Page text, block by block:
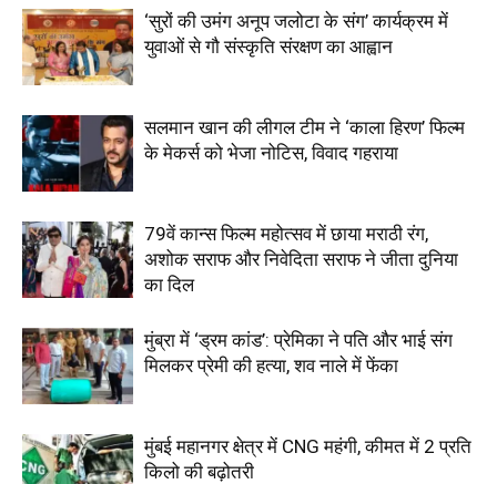
‘सुरों की उमंग अनूप जलोटा के संग’ कार्यक्रम में
युवाओं से गौ संस्कृति संरक्षण का आह्वान
सलमान खान की लीगल टीम ने ‘काला हिरण’ फिल्म
के मेकर्स को भेजा नोटिस, विवाद गहराया
79वें कान्स फिल्म महोत्सव में छाया मराठी रंग,
अशोक सराफ और निवेदिता सराफ ने जीता दुनिया
का दिल
मुंब्रा में ‘ड्रम कांड’: प्रेमिका ने पति और भाई संग
मिलकर प्रेमी की हत्या, शव नाले में फेंका
मुंबई महानगर क्षेत्र में CNG महंगी, कीमत में ₹2 प्रति
किलो की बढ़ोतरी